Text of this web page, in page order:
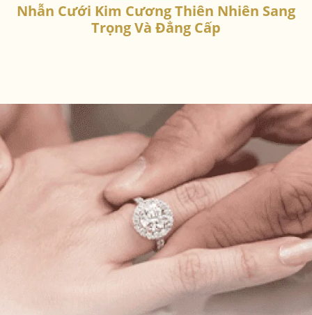
Nhẫn Cưới Kim Cương Thiên Nhiên Sang
Trọng Và Đẳng Cấp